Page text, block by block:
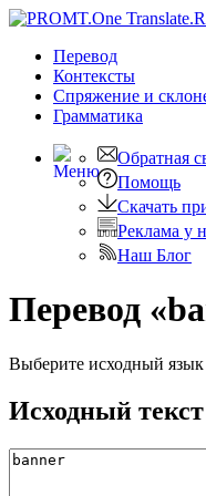
Перевод
Контексты
Спряжение и
Грамматика
Обратная
Помощь
Скачать
Реклама у
Наш Блог
Перевод
Выберите исходный язык
Исходный текст